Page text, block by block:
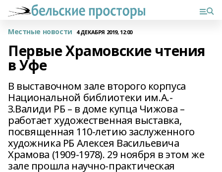
Местные новости 4 ДЕКАБРЯ 2019, 12:00
Первые Храмовские чтения
в Уфе
В выставочном зале второго корпуса
Национальной библиотеки им.А.-
З.Валиди РБ – в доме купца Чижова –
работает художественная выставка,
посвященная 110-летию заслуженного
художника РБ Алексея Васильевича
Храмова (1909-1978). 29 ноября в этом же
зале прошла научно-практическая